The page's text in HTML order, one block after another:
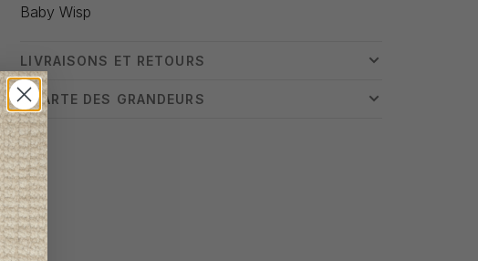
Baby Wisp
LIVRAISONS ET RETOURS
CHARTE DES GRANDEURS